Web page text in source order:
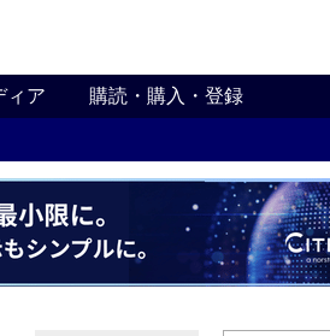
ィア 購読・購入・登録